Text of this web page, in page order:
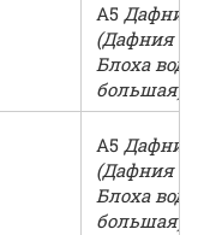
A5 Дафния
(Дафния
Блоха
большая)
A5 Дафния
(Дафния
Блоха
большая)